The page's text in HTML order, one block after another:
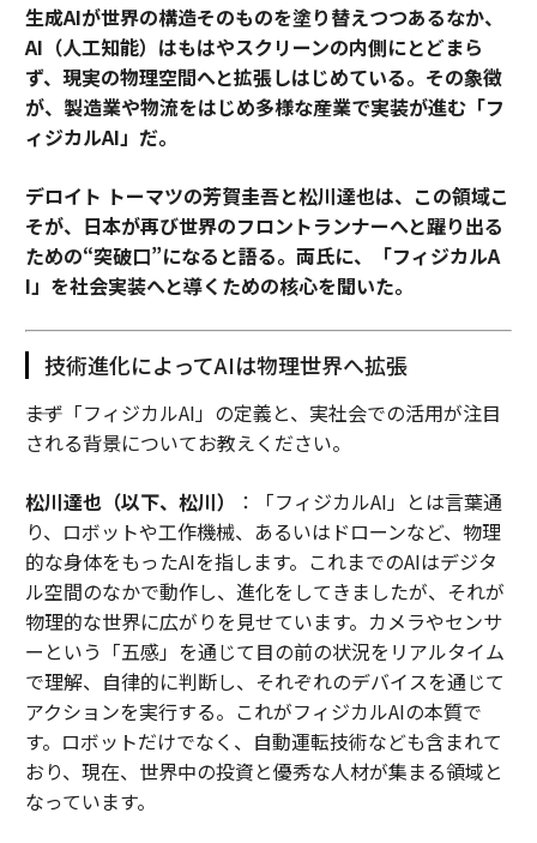
生成AIが世界の構造そのものを塗り替えつつあるなか、
AI（人工知能）はもはやスクリーンの内側にとどまら
ず、現実の物理空間へと拡張しはじめている。その象徴
が、製造業や物流をはじめ多様な産業で実装が進む「フ
ィジカルAI」だ。
デロイト トーマツの芳賀圭吾と松川達也は、この領域こ
そが、日本が再び世界のフロントランナーへと躍り出る
ための“突破口”になると語る。両氏に、「フィジカルA
I」を社会実装へと導くための核心を聞いた。
技術進化によってAIは物理世界へ拡張
――まず「フィジカルAI」の定義と、実社会での活用が注目
される背景についてお教えください。
松川達也（以下、松川）
：「フィジカルAI」とは言葉通
り、ロボットや工作機械、あるいはドローンなど、物理
的な身体をもったAIを指します。これまでのAIはデジタ
ル空間のなかで動作し、進化をしてきましたが、それが
物理的な世界に広がりを見せています。カメラやセンサ
ーという「五感」を通じて目の前の状況をリアルタイム
で理解、自律的に判断し、それぞれのデバイスを通じて
アクションを実行する。これがフィジカルAIの本質で
す。ロボットだけでなく、自動運転技術なども含まれて
おり、現在、世界中の投資と優秀な人材が集まる領域と
なっています。